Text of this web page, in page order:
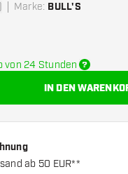
Marke: BULL'S
von 24 Stunden
erhöhenIN DEN
ab 50 EUR**